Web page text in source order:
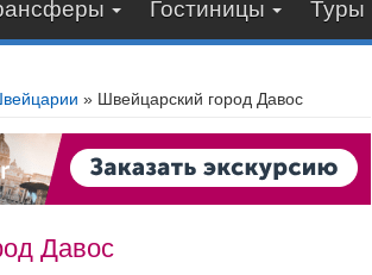
Гостиницы Туры
» Швейцарский город Давос
Давос